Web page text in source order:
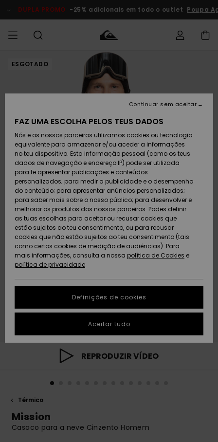
do
DUPLA PROMO -25% adicionais em todo o outlet Poupa
HOMEM Roupas
Calçado e
chinelos
Surfe/água
Snow
Artigos
recém-
chegados
Coleções
MENINO
Roupas
Calçado e
chinelos
Surfe/água
Neve
Artigos
recém-
chegados
Highlights
MULHER
Shop
chegados
Highlights
Snow
SURF
Surf Shop
Homem
Crianças
Highlights
Community
SNOW
Artigos
Neve
Homem
Artigos
Criança
Snow Shop
Feminino
Highlights
Community
DUPLA
PROMO
Outlet
Homem
Criança
Outlet
Mulher
AJUDA
Acede à tua
encomenda
Devoluções
Pagamento
Cartão
presente
Quiksilver
Freedom
Protecção de
dados
Guia de
tamanhos
conversa para
obteres a
resposta mais
rápida à tua
pergunta.
perguntas
SUSTAINABILITY
PRESENTE
ESGOTADO
REPRODUZIR VÍDEO
Térmico
Mission
Casaco para a neve Cinzento Homem
FAZ UMA ESCOLHA PELOS TEUS DADOS
Nós e os nossos parceiros utilizamos cookies ou tecnologia
equivalente para armazenar e/ou aceder a informações
no teu dispositivo. Esta informação pessoal (como os teus
dados de navegação e endereço IP) pode ser utilizada
para te apresentar publicações e conteúdos
personalizados; para medir a publicidade e o desempenho
do conteúdo; para apresentar anúncios personalizados;
para saber mais sobre o nosso público; para desenvolver e
melhorar os produtos dos nossos parceiros. Podes definir
as tuas escolhas para aceitar ou recusar cookies que
estão sujeitos ao teu consentimento, ou para recusar
cookies que não estão sujeitos ao teu consentimento (tais
como certos cookies de medição de audiências). Para
mais informações, consulta a nossa política de Cookies e
política de privacidade
Definições de cookies
Continuar sem aceitar
Aceitar tudo